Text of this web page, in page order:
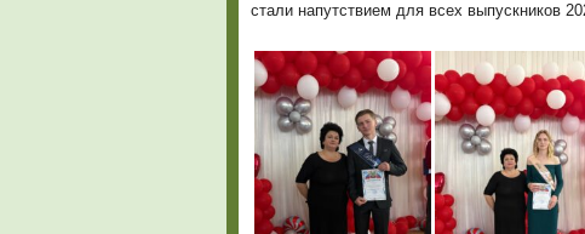
стали напутствием для всех выпускников